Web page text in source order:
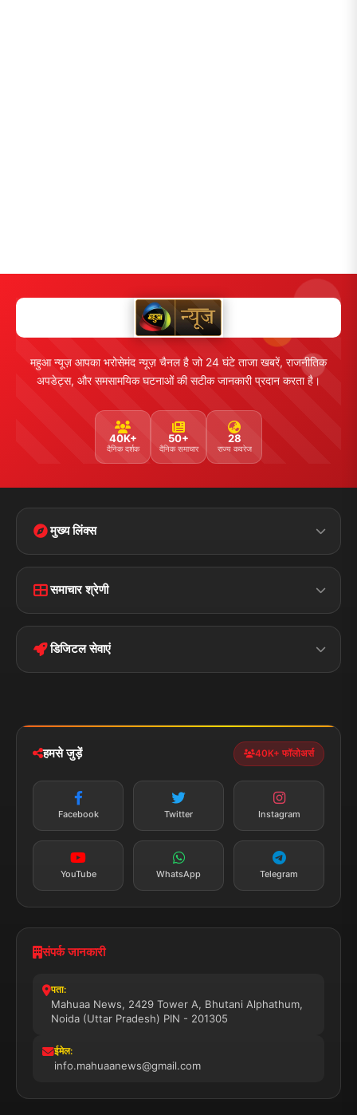
महुआ न्यूज़ आपका भरोसेमंद न्यूज़ चैनल है जो 24 घंटे ताजा खबरें, राजनीतिक
अपडेट्स, और समसामयिक घटनाओं की सटीक जानकारी प्रदान करता है।
40K+
दैनिक दर्शक
50+
दैनिक समाचार
28
राज्य कवरेज
मुख्य लिंक्स
Disclaimer
Terms &
Privacy Policy
समाचार श्रेणी
पॉलिटिकल झारखण्ड
डिजिटल सेवाएं
न्यूज़ अलर्ट
तत्काल अपडेट
सब्सक्राइब करें
हमसे जुड़ें 40K+ फॉलोअर्स
Facebook Twitter Instagram
YouTube WhatsApp Telegram
संपर्क जानकारी
पता:
Mahuaa News, 2429 Tower A, Bhutani Alphathum,
Noida (Uttar Pradesh) PIN - 201305
ईमेल:
info.mahuaanews@gmail.com